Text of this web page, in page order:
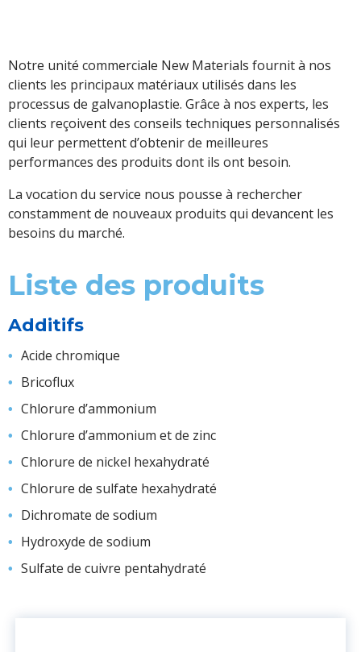
Notre unité commerciale New Materials fournit à nos
clients les principaux matériaux utilisés dans les
processus de galvanoplastie. Grâce à nos experts, les
clients reçoivent des conseils techniques personnalisés
qui leur permettent d’obtenir de meilleures
performances des produits dont ils ont besoin.
La vocation du service nous pousse à rechercher
constamment de nouveaux produits qui devancent les
besoins du marché.
Liste des produits
Additifs
Acide chromique
Bricoflux
Chlorure d’ammonium
Chlorure d’ammonium et de zinc
Chlorure de nickel hexahydraté
Chlorure de sulfate hexahydraté
Dichromate de sodium
Hydroxyde de sodium
Sulfate de cuivre pentahydraté